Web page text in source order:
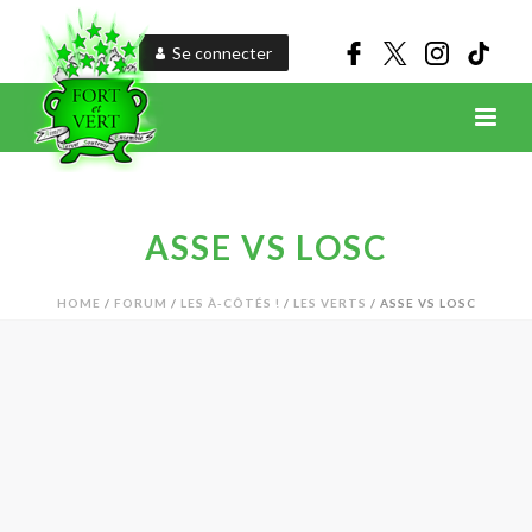
Se connecter
ASSE VS LOSC
HOME / FORUM / LES À-CÔTÉS ! / LES VERTS / ASSE VS LOSC